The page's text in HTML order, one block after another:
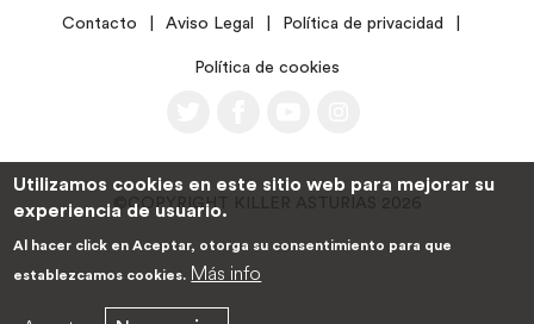
LEGALContacto Aviso Legal Política de privacidad
Política de cookies
©COPYRIGHT KILLER ASTURIAS 2026
Utilizamos cookies en este sitio web para mejorar su
experiencia de usuario.
Al hacer click en Aceptar, otorga su consentimiento para que
establezcamos cookies. Más info